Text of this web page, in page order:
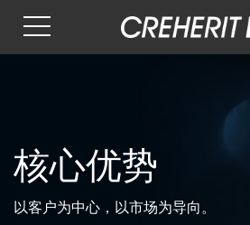
核心优势
以客户为中心，以市场为导向。